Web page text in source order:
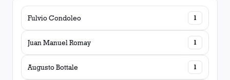
Fulvio Condoleo 1
Juan Manuel Romay 1
Augusto Bottale 1